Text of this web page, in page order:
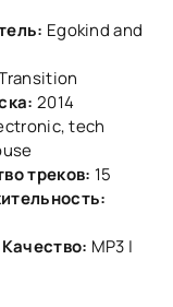
Egokind and
2014
tech
треков: 15
MP3 |